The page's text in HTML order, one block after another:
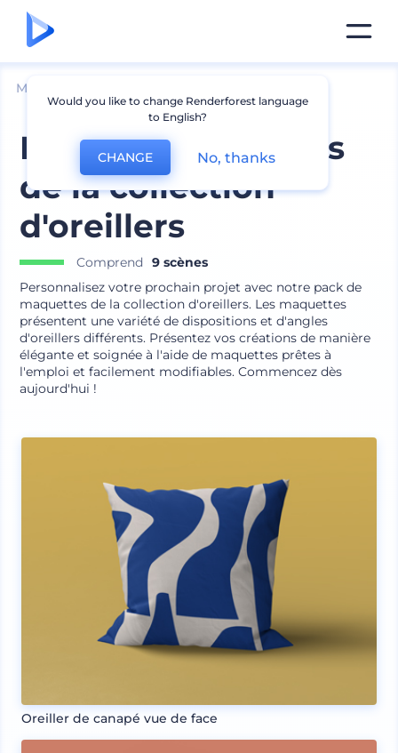
Mockups
Pack de maquettes
de la collection
d'oreillers
Comprend
9 scènes
Personnalisez votre prochain projet avec notre pack de
maquettes de la collection d'oreillers. Les maquettes
présentent une variété de dispositions et d'angles
d'oreillers différents. Présentez vos créations de manière
élégante et soignée à l'aide de maquettes prêtes à
l'emploi et facilement modifiables. Commencez dès
aujourd'hui !
Oreiller de canapé vue de face
Would you like to change Renderforest language
to English?
CHANGE No, thanks